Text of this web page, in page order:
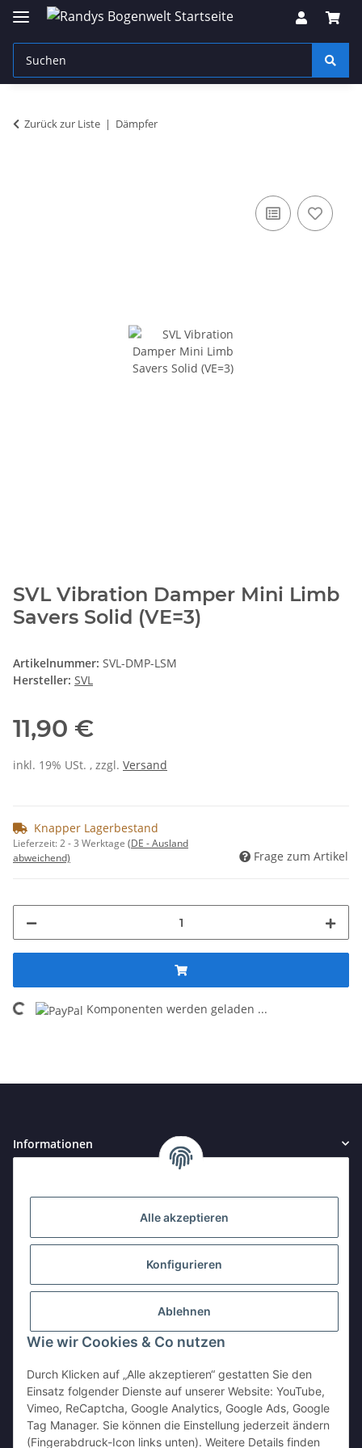
Alle akzeptieren
Konfigurieren
Ablehnen
Wie wir Cookies & Co nutzen
Durch Klicken auf „Alle akzeptieren“ gestatten Sie den
Einsatz folgender Dienste auf unserer Website: YouTube,
Vimeo, ReCaptcha, Google Analytics, Google Ads, Google
Tag Manager. Sie können die Einstellung jederzeit ändern
(Fingerabdruck-Icon links unten). Weitere Details finden
Zurück zur Liste Dämpfer
SVL Vibration Damper Mini Limb
Savers Solid (VE=3)
Artikelnummer: SVL-DMP-LSM
Hersteller: SVL
11,90 €
inkl. 19% USt. , zzgl. Versand
Knapper Lagerbestand
Lieferzeit:2 - 3 Werktage (DE - Ausland
abweichend)
Frage zum Artikel
Loading... Komponenten werden geladen ...
Informationen
Ortsteil Baiertal
Zwischen den Kirchen 13
69168 Wiesloch
Ortsteil Baiertal
Vertrag widerrufen